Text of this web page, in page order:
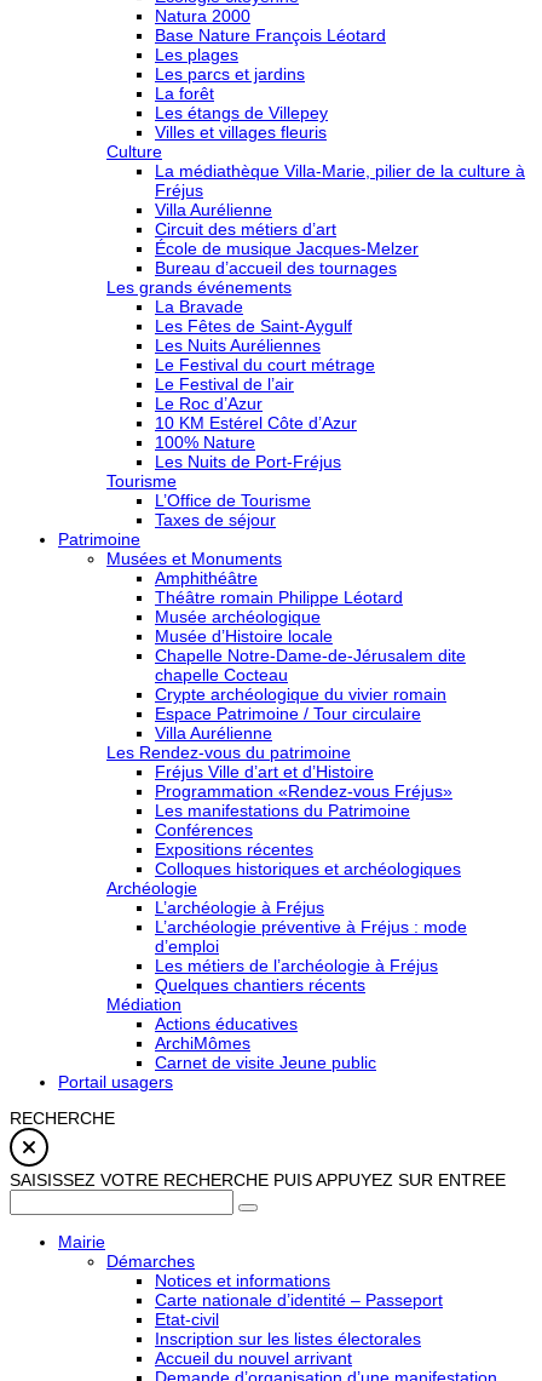
Natura 2000
Base Nature François Léotard
Les plages
Les parcs et jardins
La forêt
Les étangs de Villepey
Villes et villages fleuris
Culture
La médiathèque Villa-Marie, pilier de la culture à
Fréjus
Villa Aurélienne
Circuit des métiers d’art
École de musique Jacques-Melzer
Bureau d’accueil des tournages
Les grands événements
La Bravade
Les Fêtes de Saint-Aygulf
Les Nuits Auréliennes
Le Festival du court métrage
Le Festival de l’air
Le Roc d’Azur
10 KM Estérel Côte d’Azur
100% Nature
Les Nuits de Port-Fréjus
Tourisme
L’Office de Tourisme
Taxes de séjour
Patrimoine
Musées et Monuments
Amphithéâtre
Théâtre romain Philippe Léotard
Musée archéologique
Musée d’Histoire locale
Chapelle Notre-Dame-de-Jérusalem dite
chapelle Cocteau
Crypte archéologique du vivier romain
Espace Patrimoine / Tour circulaire
Villa Aurélienne
Les Rendez-vous du patrimoine
Fréjus Ville d’art et d’Histoire
Programmation «Rendez-vous Fréjus»
Les manifestations du Patrimoine
Conférences
Expositions récentes
Colloques historiques et archéologiques
Archéologie
L’archéologie à Fréjus
L’archéologie préventive à Fréjus : mode
d’emploi
Les métiers de l’archéologie à Fréjus
Quelques chantiers récents
Médiation
Actions éducatives
ArchiMômes
Carnet de visite Jeune public
Portail usagers
RECHERCHE
SAISISSEZ VOTRE RECHERCHE PUIS APPUYEZ SUR ENTREE
Mairie
Démarches
Notices et informations
Carte nationale d’identité – Passeport
Etat-civil
Inscription sur les listes électorales
Accueil du nouvel arrivant